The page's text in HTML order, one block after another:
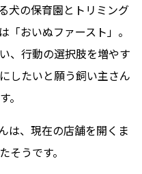
犬の保育園とトリミング
「おいぬファースト」。
、行動の選択肢を増やす
したいと願う飼い主さん
。
は、現在の店舗を開くま
そうです。